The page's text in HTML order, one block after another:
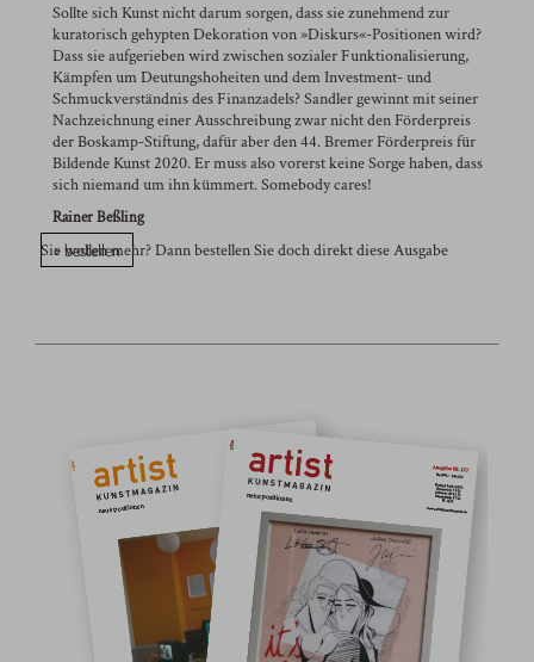
Sollte sich Kunst nicht darum sorgen, dass sie zunehmend zur
kuratorisch gehypten Dekoration von »Diskurs«-Positionen wird?
Dass sie aufgerieben wird zwischen sozialer Funktionalisierung,
Kämpfen um Deutungshoheiten und dem Investment- und
Schmuckverständnis des Finanzadels? Sandler gewinnt mit seiner
Nachzeichnung einer Ausschreibung zwar nicht den Förderpreis
der Boskamp-Stiftung, dafür aber den 44. Bremer Förderpreis für
Bildende Kunst 2020. Er muss also vorerst keine Sorge haben, dass
sich niemand um ihn kümmert. Somebody cares!
Rainer Beßling
Sie wollen mehr? Dann bestellen Sie doch direkt diese Ausgabe
> bestellen